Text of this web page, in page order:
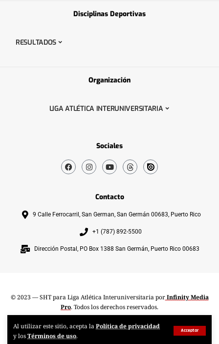
Al utilizar este sitio, acepta la Política de privacidad
y losTérminos de uso.
Acceptar
Disciplinas Deportivas
RESULTADOS
Organización
LIGA ATLÉTICA INTERUNIVERSITARIA
Sociales
Contacto
9 Calle Ferrocarril, San German, San Germán 00683, Puerto Rico
+1 (787) 892-5500
Dirección Postal, PO Box 1388 San Germán, Puerto Rico 00683
© 2023 — SHT para Liga Atlética Interuniversitaria porInfinity Media
Pro. Todos los derechos reservados.